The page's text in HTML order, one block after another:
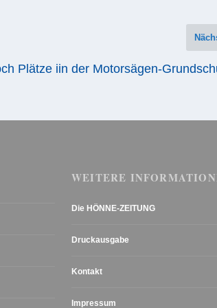
Plätze iin der Motorsägen-
WEITERE
Die HÖNNE-ZEITUNG
Druckausgabe
Kontakt
Impressum